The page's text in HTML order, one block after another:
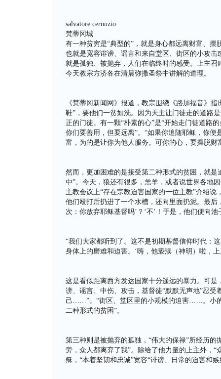
salvatore cernuzio
梵蒂冈城
有一种贫穷是“典型的”，就是身心都远离财富、
也就是宽容诽谤、谣言和来自堂区、街区的小攻
就是孤独、被抛弃，人们在临终时的感受。上主
今天教宗方济各在清晨弥撒圣祭中讲解的道理。
《梵蒂冈新闻网》报道，教宗围绕《路加福音》
鞋”，要他们一贫如洗。因为天主让门徒走的道路
正的门徒。有一颗“朴素的心”是“开始走门徒道路
你们要善用，但要远离”。“如果你追随耶稣，你
富，为的是让你为他人服务。可你的心，要摆脱
然而，更加困难的是接受第二种形式的贫困，就
中”。今天，狼还有很多，羔羊，或者说世界各地
主教会议上“存在宗教迫害国家的一位主教”介绍
他们殴打后扔进了一个水槽，还向里面扔泥。最
次：你放弃耶稣基督吗’？‘不’！于是，他们便向
“我们大家都听到了。这不是初期基督信仰时代：
身体上的磨难和迫害。‘嗨，他亵渎（神明）啦，上
这是看似距离西方发达国家十分遥远的暴力。可
谤、谣言、中伤、攻击，基督徒“默默无声地”忍
己……”。“街区、堂区里的小规模的迫害……。小
二种形式的贫困”。
第三种则是被抛弃的孤独，“伟大的保禄”所经历
旁，众人都离弃了我”。除给了他力量的上主外，
稣，“本着坚韧和忠诚”宽容“诽谤、日常的迫害和